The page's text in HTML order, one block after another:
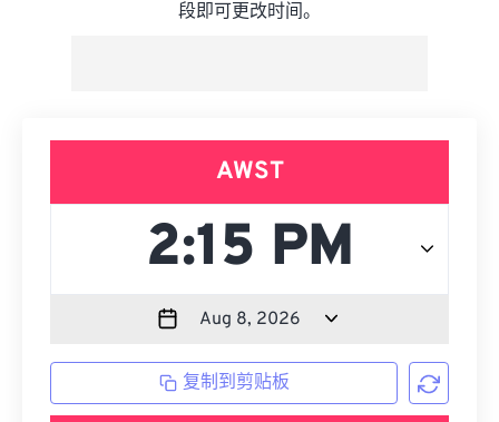
段即可更改时间。
AWST
复制到剪贴板